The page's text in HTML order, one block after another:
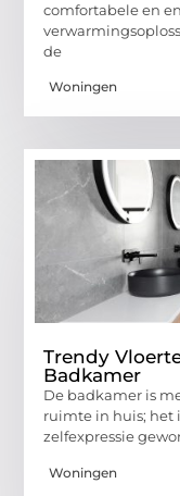
comfortabele en
de
Woningen
Trendy
Badkamer
De badkamer is
ruimte in huis; het
zelfexpressie
Woningen